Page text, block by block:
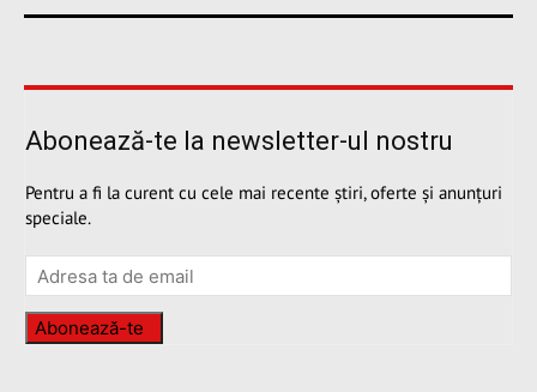
Abonează-te la newsletter-ul nostru
Pentru a fi la curent cu cele mai recente știri, oferte și anunțuri
speciale.
Abonează-te